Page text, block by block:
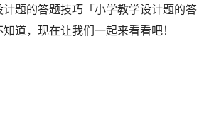
计题的答题技巧「小学教学设计题的答
道，现在让我们一起来看看吧！